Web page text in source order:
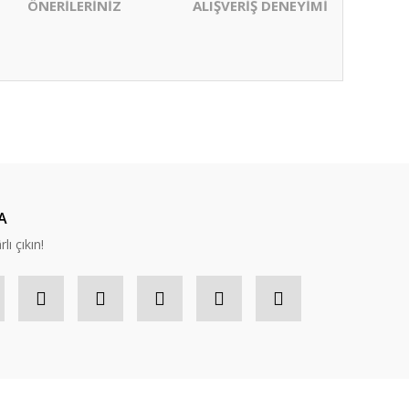
ÖNERİLERİNİZ ALIŞVERİŞ DENEYİMİ
çıkın!